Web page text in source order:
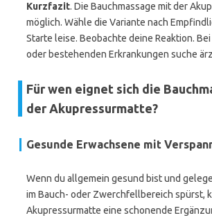
Kurzfazit. Die Bauchmassage mit der
möglich. Wähle die Variante nach
Starte leise. Beobachte deine Reaktion.
oder bestehenden Erkrankungen suche
Für wen eignet sich die
der Akupressurmatte?
Gesunde Erwachsene mit
Wenn du allgemein gesund bist und
im Bauch- oder Zwerchfellbereich spürst,
Akupressurmatte eine schonende